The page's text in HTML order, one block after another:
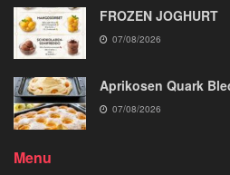
FROZEN JOGHURT
07/08/2026
Aprikosen Quark
07/08/2026
Menu